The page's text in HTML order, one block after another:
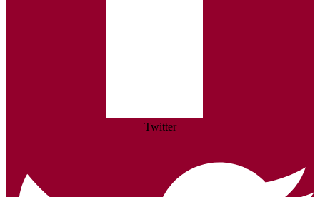
Twitter